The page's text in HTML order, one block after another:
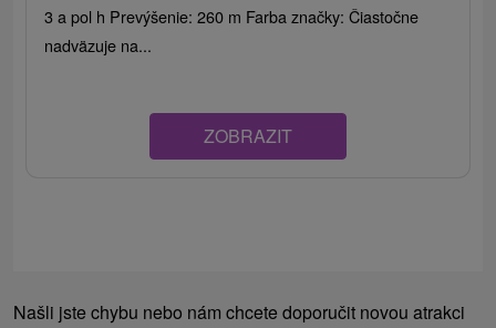
3 a pol h Prevýšenie: 260 m Farba značky: Čiastočne
nadväzuje na...
ZOBRAZIT
Našli jste chybu nebo nám chcete doporučit novou atrakci